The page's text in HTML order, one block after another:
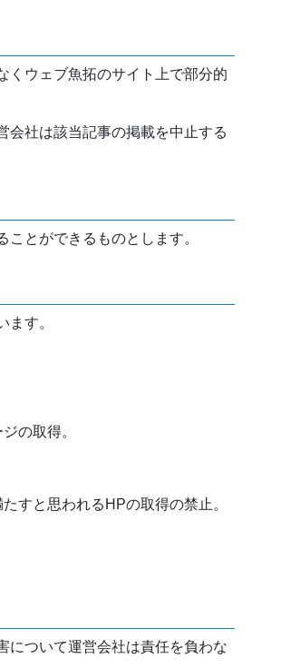
くウェブ魚拓のサイト上で部分的
会社は該当記事の掲載を中止する
とができるものとします。
す。
の取得。
すと思われるHPの取得の禁止。
について運営会社は責任を負わな